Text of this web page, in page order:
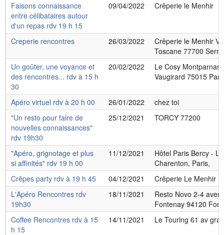
Faisons connaissance
entre célibataires autour
d'un repas rdv 19 h 15
09/04/2022 Crêperie le Menhir
Creperie rencontres 26/03/2022
Crêperie le Menhir
Toscane 77700 Serris
Un goûter, une voyance et
des rencontres... rdv à 15 h
30
20/02/2022
Le Cosy
Vaugirard 75015
Apéro virtuel rdv à 20 h 00 26/01/2022
chez toi
"Un resto pour faire de
nouvelles connaissances"
rdv 19h30
25/12/2021 TORCY 77200
"Apéro, grignotage et plus
si affinités" rdv 19 h 00
11/12/2021
Hôtel Paris Bercy -
Charenton, Paris,
Crêpes party rdv à 19 h 45
04/12/2021
Crêperie Le Menhir
L'Apéro Rencontres rdv
19h30
18/11/2021
Resto Novo 2-4
Fontenay 94120
Coffee Rencontres rdv à 15
h 15
14/11/2021 Le Touring 61 av